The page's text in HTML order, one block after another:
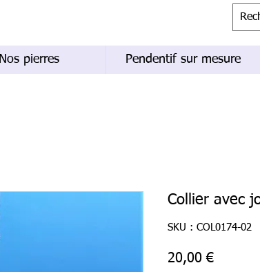
Nos pierres Pendentif sur mesure
Collier avec
SKU : COL0174-02
20,00 €Prix